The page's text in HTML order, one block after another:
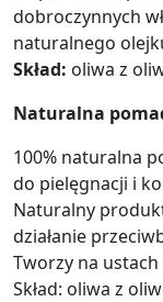
dobroczynnych
naturalnego
Skład: oliwa z
Naturalna
100% naturalna
do pielęgnacji i
Naturalny
działanie
Tworzy na
Skład: oliwa z